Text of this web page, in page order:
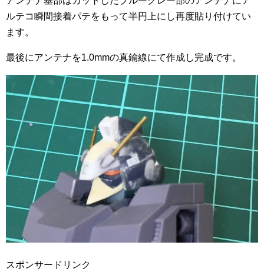
ルテコ瞬間接着パテをもって半円上にし再度貼り付けてい
ます。
最後にアンテナを1.0mmの真鍮線にて作成し完成です。
スポンサードリンク